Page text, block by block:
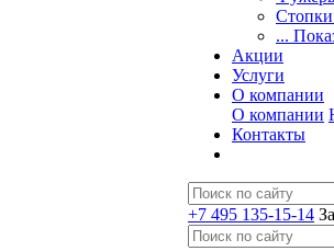
...
Акции
Услуги
О компании
О компании
Контакты
+7 495 135-15-14